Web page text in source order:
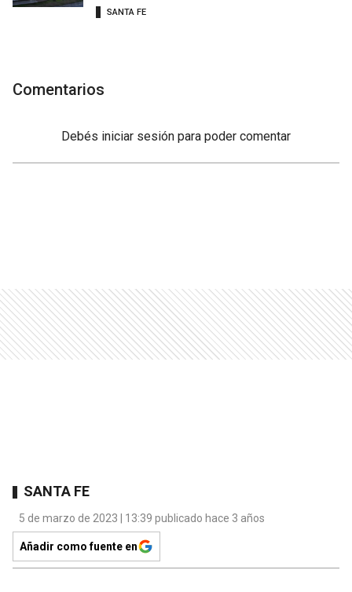
SANTA FE
Comentarios
Debés iniciar sesión para poder comentar
SANTA FE
5 de marzo de 2023 | 13:39 publicado hace 3 años
Añadir como fuente en